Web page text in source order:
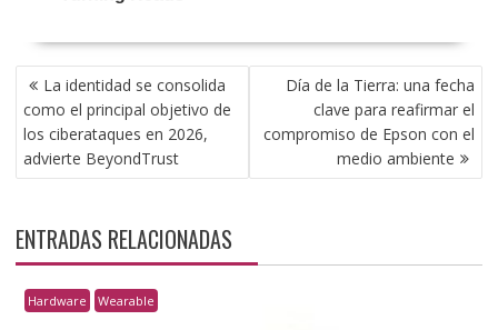
NAVEGACIÓN
DE
ENTRADAS
La identidad se consolida
como el principal objetivo de
los ciberataques en 2026,
advierte BeyondTrust
Día de la Tierra: una fecha
clave para reafirmar el
compromiso de Epson con el
medio ambiente
ENTRADAS RELACIONADAS
Hardware Wearable